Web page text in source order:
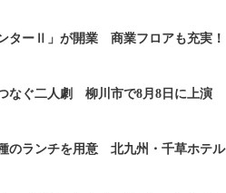
ターⅡ」が開業 商業フロアも充実！
なぐ二人劇 柳川市で8月8日に上演
のランチを用意 北九州・千草ホテル